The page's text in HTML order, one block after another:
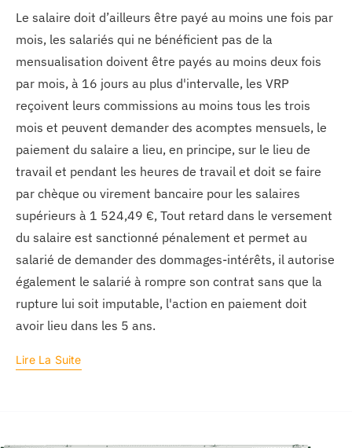
Le salaire doit d’ailleurs être payé au moins une fois par
mois, les salariés qui ne bénéficient pas de la
mensualisation doivent être payés au moins deux fois
par mois, à 16 jours au plus d'intervalle, les VRP
reçoivent leurs commissions au moins tous les trois
mois et peuvent demander des acomptes mensuels, le
paiement du salaire a lieu, en principe, sur le lieu de
travail et pendant les heures de travail et doit se faire
par chèque ou virement bancaire pour les salaires
supérieurs à 1 524,49 €, Tout retard dans le versement
du salaire est sanctionné pénalement et permet au
salarié de demander des dommages-intérêts, il autorise
également le salarié à rompre son contrat sans que la
rupture lui soit imputable, l'action en paiement doit
avoir lieu dans les 5 ans.
Lire La Suite